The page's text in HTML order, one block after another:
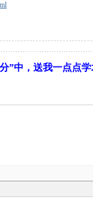
”中，送我一点点